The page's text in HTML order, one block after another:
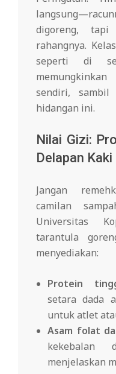
digoreng,
rahangnya.
seperti di
sendiri,
hidangan ini.
Nilai Gizi:
Delapan Kaki
Jangan
camilan
Universitas
tarantula
menyediakan:
Protein
setara dada
untuk atlet
Asam folat
kekebalan
menjelaskan